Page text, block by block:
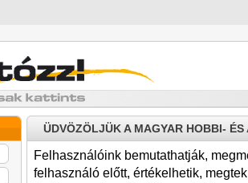
ÜDVÖZÖLJÜK A MAGYAR HOBBI-
Felhasználóink bemutathatják,
felhasználó előtt, értékelhetik,